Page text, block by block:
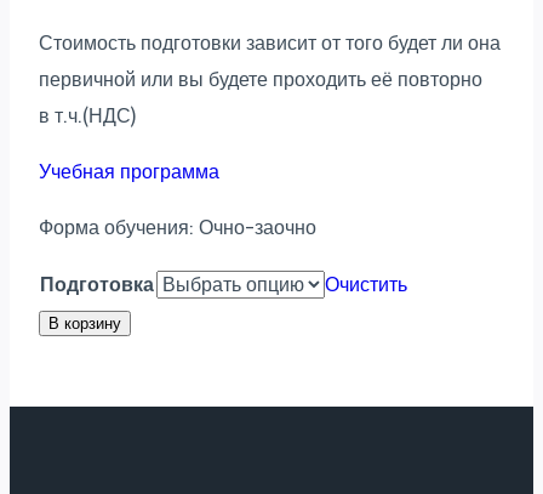
Стоимость подготовки зависит от того будет ли она
первичной или вы будете проходить её повторно
в т.ч.(НДС)
Учебная программа
Форма обучения: Очно-заочно
Подготовка Очистить
В корзину